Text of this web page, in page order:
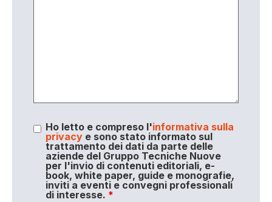
Ho letto e compreso l'informativa sulla
privacye sono stato informato sul
trattamento dei dati da parte delle
aziende del Gruppo Tecniche Nuove
per l'invio di contenuti editoriali, e-
book, white paper, guide e monografie,
inviti a eventi e convegni professionali
di interesse. *